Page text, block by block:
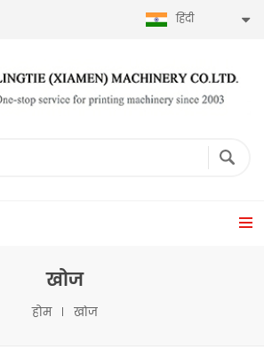
हिंदी
खोज
होम खोज